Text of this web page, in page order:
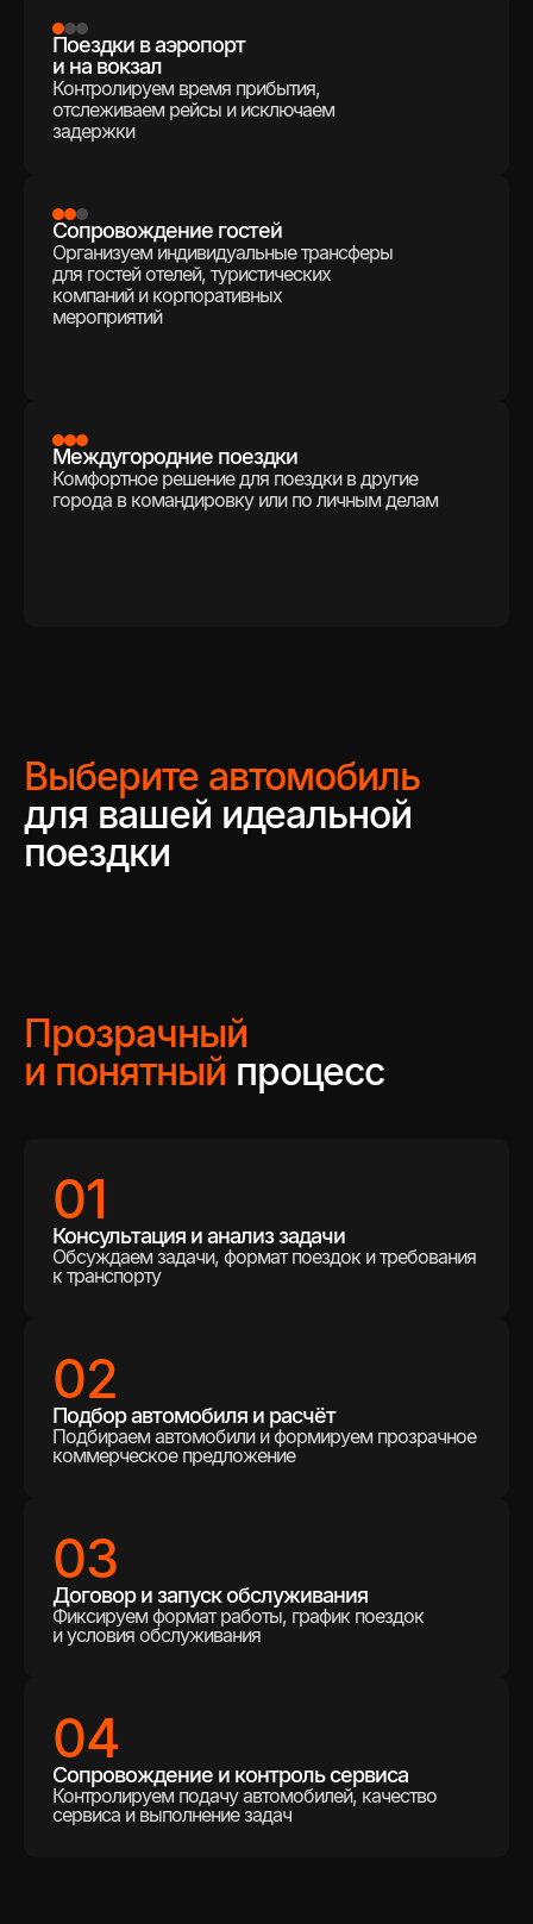
Поездки в аэропорт
и на вокзал
Контролируем время прибытия,
отслеживаем рейсы и исключаем
задержки
Сопровождение гостей
Организуем индивидуальные трансферы
для гостей отелей, туристических
компаний и корпоративных
мероприятий
Междугородние поездки
Комфортное решение для поездки в другие
города в командировку или по личным делам
Выберите автомобиль
для вашей идеальной
поездки
Прозрачный
и понятный процесс
01
Консультация и анализ задачи
Обсуждаем задачи, формат поездок и требования
к транспорту
02
Подбор автомобиля и расчёт
Подбираем автомобили и формируем прозрачное
коммерческое предложение
03
Договор и запуск обслуживания
Фиксируем формат работы, график поездок
и условия обслуживания
04
Сопровождение и контроль сервиса
Контролируем подачу автомобилей, качество
сервиса и выполнение задач